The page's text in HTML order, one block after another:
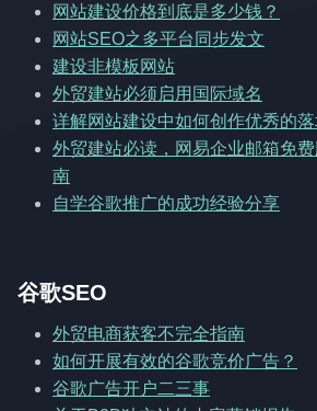
网站建设价格到底是多少钱？
网站SEO之多平台同步发文
建设非模板网站
外贸建站必须启用国际域名
详解网站建设中如何创作优秀的
外贸建站必读，网易企业邮箱免
南
自学谷歌推广的成功经验分享
谷歌SEO
外贸电商获客不完全指南
如何开展有效的谷歌竞价广告？
谷歌广告开户二三事